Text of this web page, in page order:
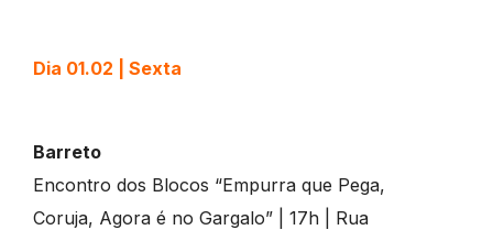
Dia 01.02 | Sexta
Barreto
Encontro dos Blocos “Empurra que Pega,
Coruja, Agora é no Gargalo” | 17h | Rua